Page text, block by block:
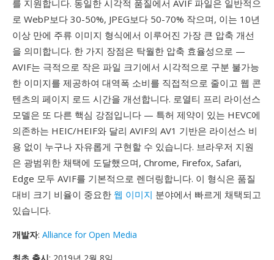
를 지원합니다. 동일한 시각적 품질에서 AVIF 파일은 일반적으
로 WebP보다 30-50%, JPEG보다 50-70% 작으며, 이는 10년
이상 만에 주류 이미지 형식에서 이루어진 가장 큰 압축 개선
을 의미합니다. 한 가지 장점은 탁월한 압축 효율성으로 —
AVIF는 극적으로 작은 파일 크기에서 시각적으로 구분 불가능
한 이미지를 제공하여 대역폭 소비를 직접적으로 줄이고 웹 콘
텐츠의 페이지 로드 시간을 개선합니다. 로열티 프리 라이선스
모델은 또 다른 핵심 강점입니다 — 특허 제약이 있는 HEVC에
의존하는 HEIC/HEIF와 달리 AVIF의 AV1 기반은 라이선스 비
용 없이 누구나 자유롭게 구현할 수 있습니다. 브라우저 지원
은 광범위한 채택에 도달했으며, Chrome, Firefox, Safari,
Edge 모두 AVIF를 기본적으로 렌더링합니다. 이 형식은 품질
대비 크기 비율이 중요한 웹 이미지 분야에서 빠르게 채택되고
있습니다.
개발자: Alliance for Open Media